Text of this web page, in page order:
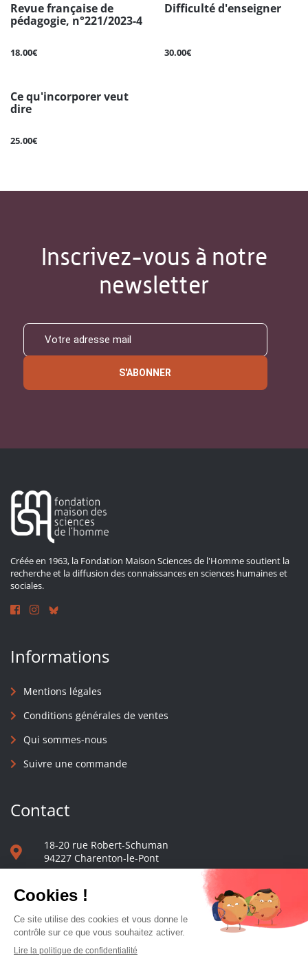
Revue française de
pédagogie, n°221/2023-4
18.00€
Difficulté d'enseigner
30.00€
Ce qu'incorporer veut
dire
25.00€
Inscrivez-vous à notre
newsletter
S'ABONNER
Créée en 1963, la Fondation Maison Sciences de l'Homme soutient la
recherche et la diffusion des connaissances en sciences humaines et
sociales.
Informations
Mentions légales
Conditions générales de ventes
Qui sommes-nous
Suivre une commande
Contact
18-20 rue Robert-Schuman
94227 Charenton-le-Pont